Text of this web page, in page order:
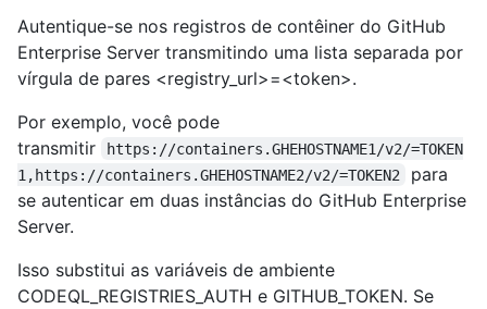
Autentique-se nos registros de contêiner do GitHub
Enterprise Server transmitindo uma lista separada por
vírgula de pares <registry_url>=<token>.
Por exemplo, você pode
transmitir
https://containers.GHEHOSTNAME1/v2/=TOKEN
1,https://containers.GHEHOSTNAME2/v2/=TOKEN2
para
se autenticar em duas instâncias do GitHub Enterprise
Server.
Isso substitui as variáveis de ambiente
CODEQL_REGISTRIES_AUTH e GITHUB_TOKEN. Se